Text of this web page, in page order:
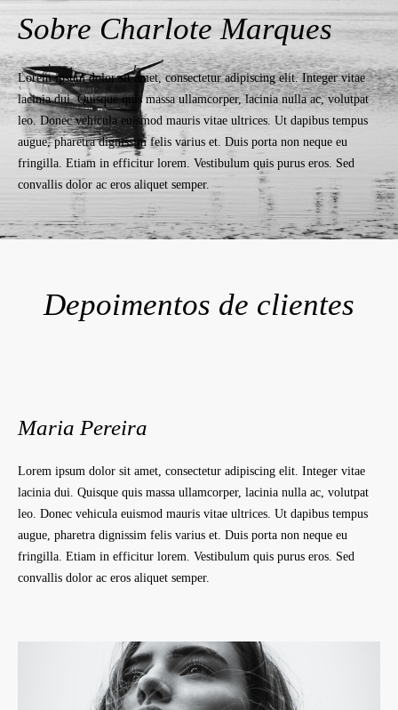
Sobre Charlote Marques
Lorem ipsum dolor sit amet, consectetur adipiscing elit. Integer vitae
lacinia dui. Quisque quis massa ullamcorper, lacinia nulla ac, volutpat
leo. Donec vehicula euismod mauris vitae ultrices. Ut dapibus tempus
augue, pharetra dignissim felis varius et. Duis porta non neque eu
fringilla. Etiam in efficitur lorem. Vestibulum quis purus eros. Sed
convallis dolor ac eros aliquet semper.
Depoimentos de clientes
Maria Pereira
Lorem ipsum dolor sit amet, consectetur adipiscing elit. Integer vitae
lacinia dui. Quisque quis massa ullamcorper, lacinia nulla ac, volutpat
leo. Donec vehicula euismod mauris vitae ultrices. Ut dapibus tempus
augue, pharetra dignissim felis varius et. Duis porta non neque eu
fringilla. Etiam in efficitur lorem. Vestibulum quis purus eros. Sed
convallis dolor ac eros aliquet semper.